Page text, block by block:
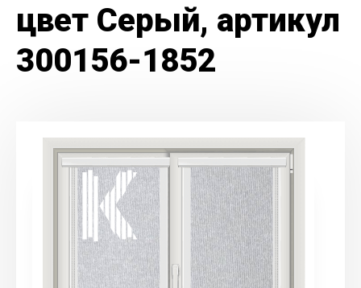
цвет Серый, артикул
300156-1852